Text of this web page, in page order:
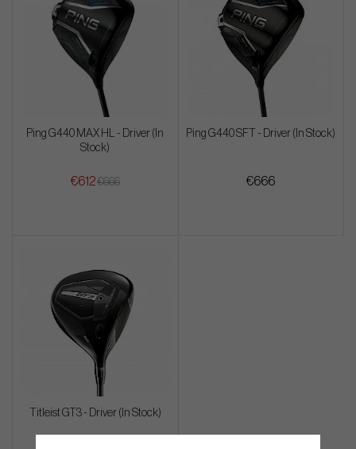
Ping G440 MAX HL - Driver (In
Stock)
€612€666
Ping G440 SFT - Driver (In Stock)
€666
Titleist GT3 - Driver (In Stock)